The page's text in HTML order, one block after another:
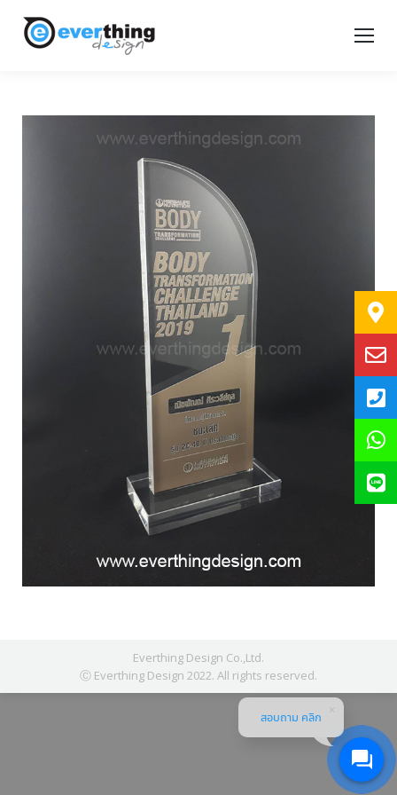
Everthing Design Co.,Ltd.
Ⓒ Everthing Design 2022. All rights reserved.
สอบถาม คลิก